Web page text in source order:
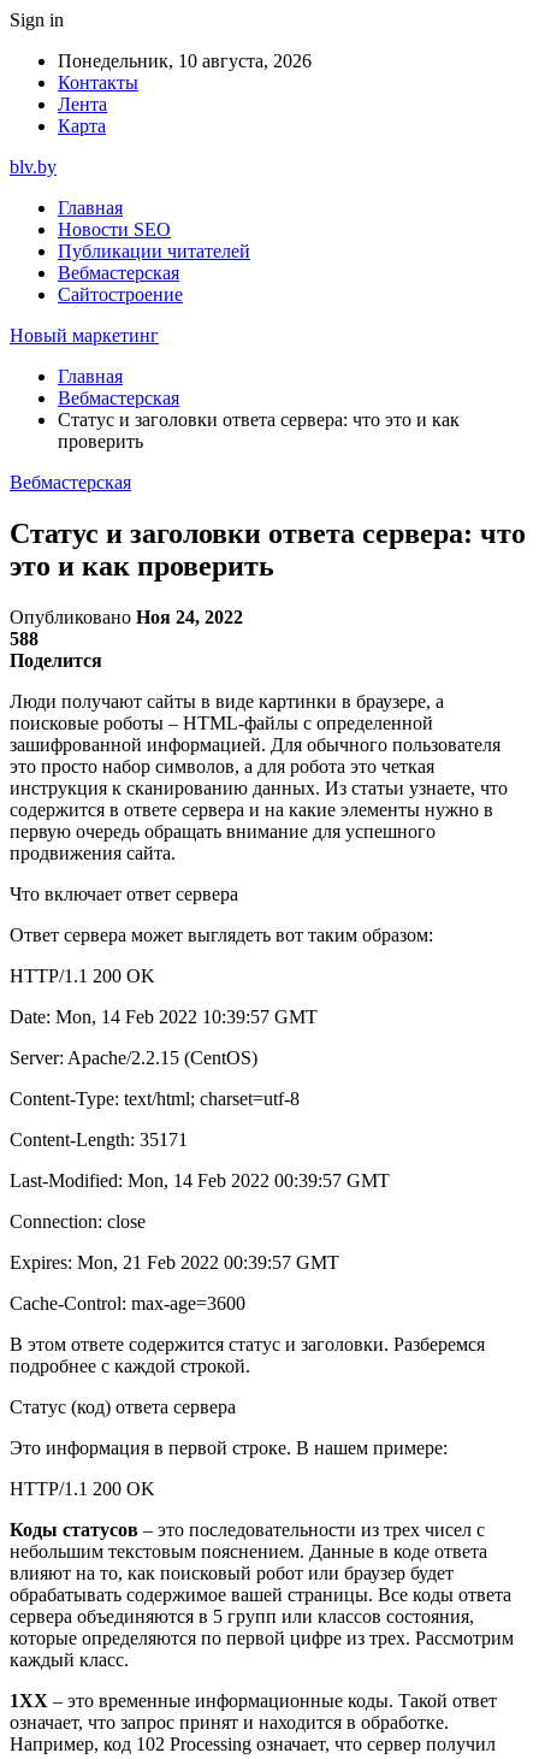
Sign in
Понедельник, 10 августа, 2026
Контакты
Лента
Карта
blv.by
Главная
Новости SEO
Публикации читателей
Вебмастерская
Сайтостроение
Новый маркетинг
Главная
Вебмастерская
Статус и заголовки ответа сервера: что это и как
проверить
Вебмастерская
Статус и заголовки ответа сервера: что
это и как проверить
Опубликовано Ноя 24, 2022
588
Поделится
Люди получают сайты в виде картинки в браузере, а
поисковые роботы – HTML-файлы с определенной
зашифрованной информацией. Для обычного пользователя
это просто набор символов, а для робота это четкая
инструкция к сканированию данных. Из статьи узнаете, что
содержится в ответе сервера и на какие элементы нужно в
первую очередь обращать внимание для успешного
продвижения сайта.
Что включает ответ сервера
Ответ сервера может выглядеть вот таким образом:
HTTP/1.1 200 OK
Date: Mon, 14 Feb 2022 10:39:57 GMT
Server: Apache/2.2.15 (CentOS)
Content-Type: text/html; charset=utf-8
Content-Length: 35171
Last-Modified: Mon, 14 Feb 2022 00:39:57 GMT
Connection: close
Expires: Mon, 21 Feb 2022 00:39:57 GMT
Cache-Control: max-age=3600
В этом ответе содержится статус и заголовки. Разберемся
подробнее с каждой строкой.
Статус (код) ответа сервера
Это информация в первой строке. В нашем примере:
HTTP/1.1 200 OK
Коды статусов – это последовательности из трех чисел с
небольшим текстовым пояснением. Данные в коде ответа
влияют на то, как поисковый робот или браузер будет
обрабатывать содержимое вашей страницы. Все коды ответа
сервера объединяются в 5 групп или классов состояния,
которые определяются по первой цифре из трех. Рассмотрим
каждый класс.
1XX – это временные информационные коды. Такой ответ
означает, что запрос принят и находится в обработке.
Например, код 102 Processing означает, что сервер получил